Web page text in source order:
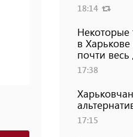
18:14
Некоторые
в Харькове
почти весь
17:38
17:15